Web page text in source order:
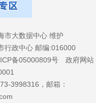
市大数据中心 维护
行政中心 邮编:016000
备05000809号
政府网站
3998316，邮箱：